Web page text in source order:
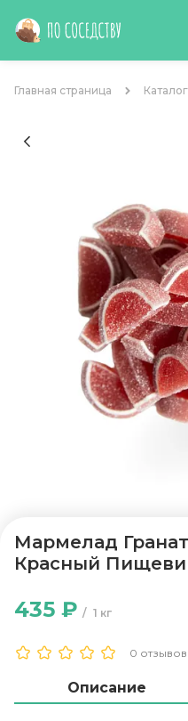
Главная страница Каталог
Мармелад
Красный
0 отзывов
1 кг
435 ₽
Описание